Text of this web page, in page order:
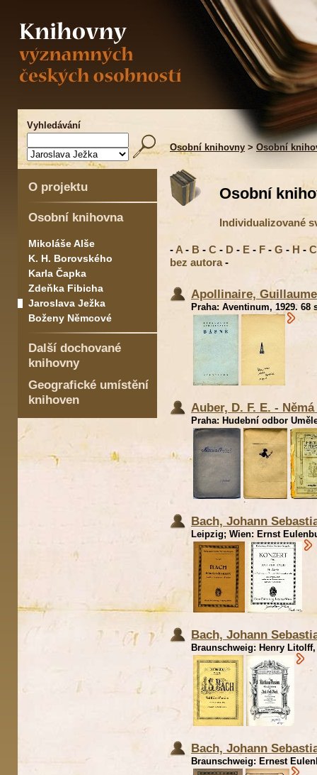
Vyhledávání
Osobní knihovny > Osobní
O projektu
Osobní knihovna
Mikoláše Alše
K. H. Borovského
Karla Čapka
Zdeňka Fibicha
Jaroslava Ježka
Boženy Němcové
Další dochované
knihovny
Geografické umístění
knihoven
Osobní
Individualizované
-A - B - C - D - E - F - G - H -
bez autora -
Apollinaire,
Praha: Aventinum, 1929. 68
Auber, D. F. E. -
Praha: Hudební odbor
Bach, Johann
Leipzig; Wien: Ernst
Bach, Johann
Braunschweig: Henry Litolff,
Bach, Johann
Braunschweig: Ernest